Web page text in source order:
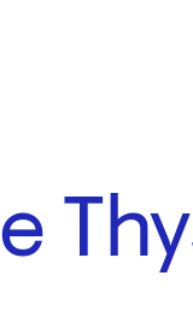
la Gravure et